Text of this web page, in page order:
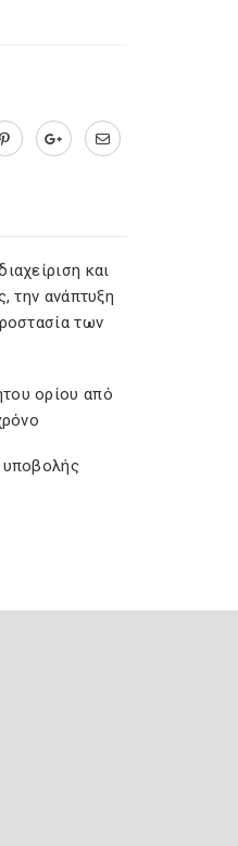
και
την ανάπτυξη
των
ορίου από
υποβολής